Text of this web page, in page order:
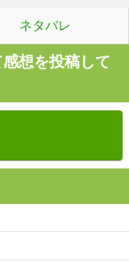
ネタバレ
想を投稿して